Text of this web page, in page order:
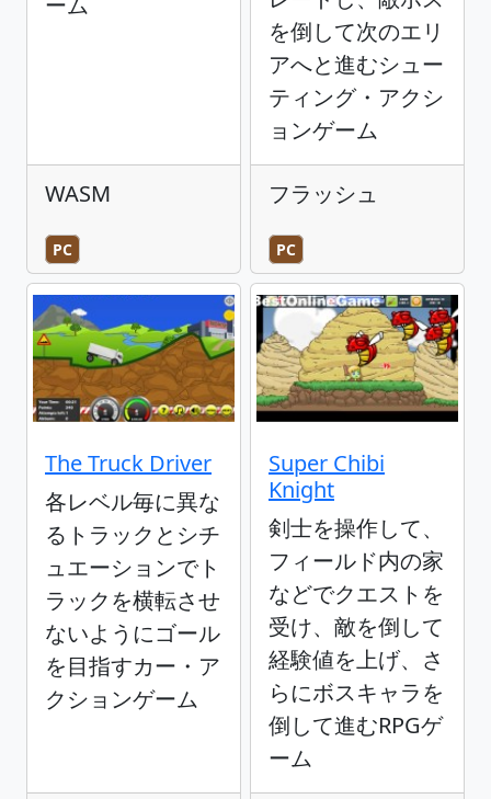
WASM
PC
を倒して次のエリ
アへと進むシュー
ティング・アクシ
ョンゲーム
フラッシュ
PC
The Truck Driver
各レベル毎に異な
るトラックとシチ
ュエーションでト
ラックを横転させ
ないようにゴール
を目指すカー・ア
クションゲーム
Super Chibi
Knight
剣士を操作して、
フィールド内の家
などでクエストを
受け、敵を倒して
経験値を上げ、さ
らにボスキャラを
倒して進むRPGゲ
ーム